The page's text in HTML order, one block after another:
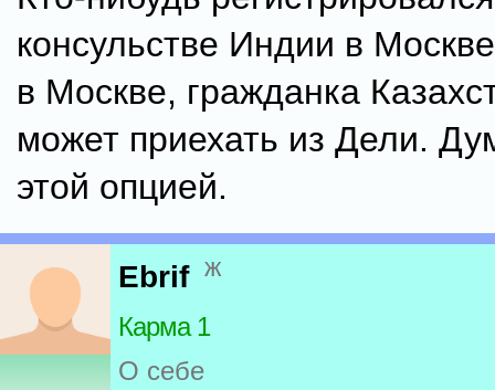
консульстве Индии в
в Москве, гражданка
может приехать из Дели.
этой опцией.
Ebrif ж
Карма 1
О себе